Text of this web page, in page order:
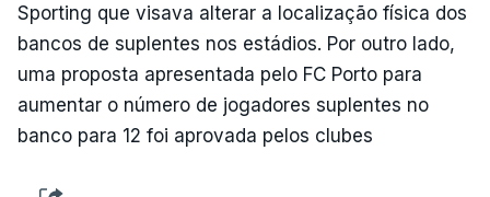
Sporting que visava alterar a localização física dos
bancos de suplentes nos estádios. Por outro lado,
uma proposta apresentada pelo FC Porto para
aumentar o número de jogadores suplentes no
banco para 12 foi aprovada pelos clubes